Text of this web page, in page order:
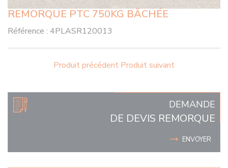
REMORQUE PTC 750KG BÂCHÉE
Référence : 4PLASR120013
Produit précédent Produit suivant
DEMANDE
DE DEVIS REMORQUE
ENVOYER